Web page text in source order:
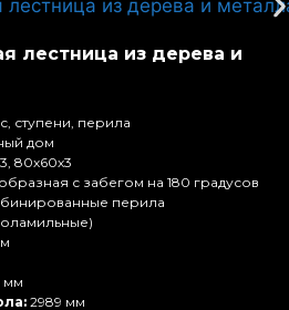
лестница из дерева и
ступени, перила
дом
80х60х3
с забегом на 180 градусов
перила
мм
2989 мм